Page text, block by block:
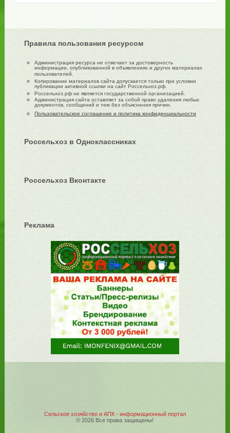
Правила пользования ресурсом
Администрация ресурса не отвечает за достоверность
информации, опубликованной в объявлениях и других материалах
пользователей.
Копирование материалов сайта допускается только при условии
публикации активной ссылки на сайт Россельхоз.рф.
Россельхоз.рф не является государственной организацией.
Администрация сайта оставляет за собой право удаления любых
документов, сообщений и тем без объяснения причин.
Пользовательское соглашение и политика конфиденциальности
Россельхоз в Одноклассниках
Россельхоз Вконтакте
Реклама
Сельское хозяйство и АПК - информационный портал
© 2026 Все права защищены!